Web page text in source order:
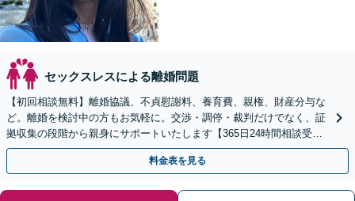
セックスレスによる離婚問題
【初回相談無料】離婚協議、不貞慰謝料、養育費、親権、財産分与な
ど。離婚を検討中の方もお気軽に。交渉・調停・裁判だけでなく、証
拠収集の段階から親身にサポートいたします【365日24時間相談受
付】【赤坂駅3分】【男女の弁護士が在籍】
料金表を見る